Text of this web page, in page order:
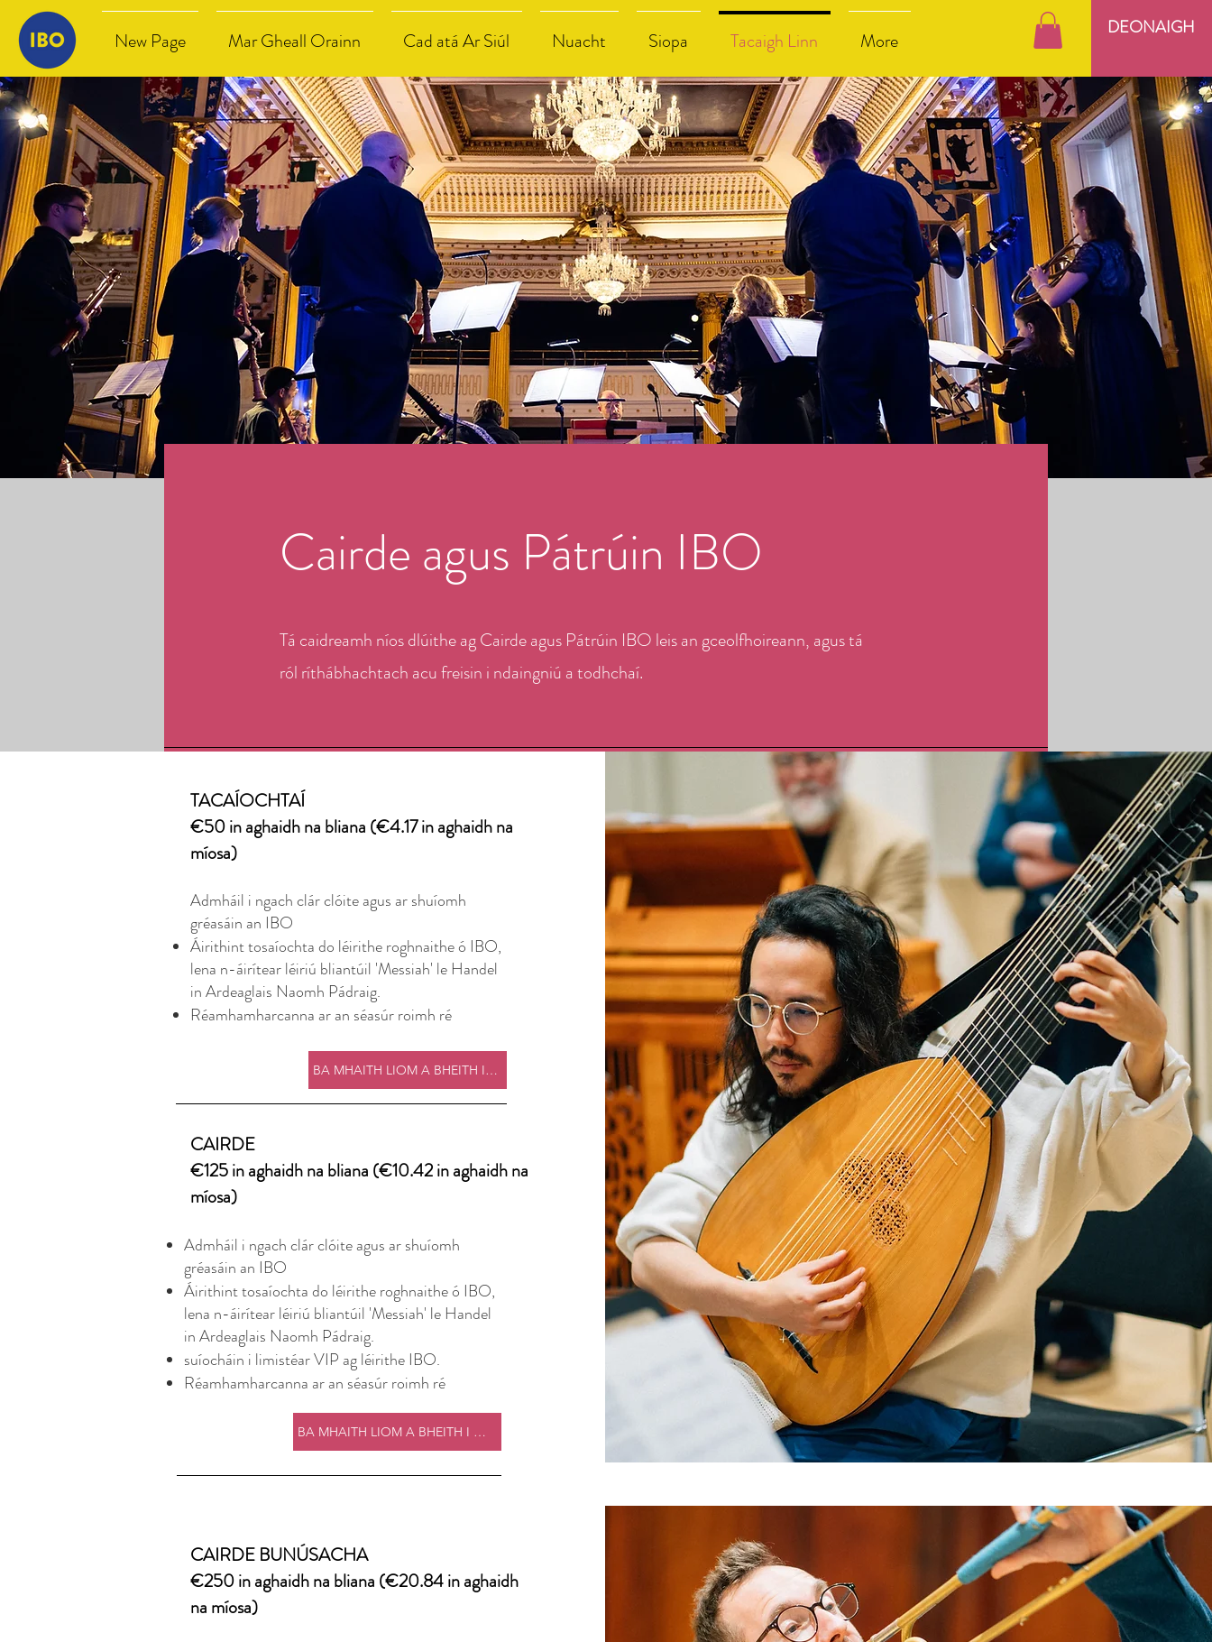
New Page Mar Gheall Orainn Cad atá Ar Siúl Nuacht Siopa Tacaigh Linn More
DEONAIGH
Cairde agus Pátrúin IBO
Tá caidreamh níos dlúithe ag Cairde agus Pátrúin IBO leis an gceolfhoireann, agus tá
ról ríthábhachtach acu freisin i ndaingniú a todhchaí.
TACAÍOCHTAÍ
€50 in aghaidh na bliana (€4.17 in aghaidh na
míosa)
Admháil i ngach clár clóite agus ar shuíomh
gréasáin an IBO
Áirithint tosaíochta do léirithe roghnaithe ó IBO,
lena n-áirítear léiriú bliantúil 'Messiah' le Handel
in Ardeaglais Naomh Pádraig.
Réamhamharcanna ar an séasúr roimh ré
BA MHAITH LIOM A BHEITH I MO THACAÍ
CAIRDE
€125 in aghaidh na bliana (€10.42 in aghaidh na
míosa)
Admháil i ngach clár clóite agus ar shuíomh
gréasáin an IBO
Áirithint tosaíochta do léirithe roghnaithe ó IBO,
lena n-áirítear léiriú bliantúil 'Messiah' le Handel
in Ardeaglais Naomh Pádraig.
suíocháin i limistéar VIP ag léirithe IBO.
Réamhamharcanna ar an séasúr roimh ré
BA MHAITH LIOM A BHEITH I MO CHARA
CAIRDE BUNÚSACHA
€250 in aghaidh na bliana (€20.84 in aghaidh
na míosa)